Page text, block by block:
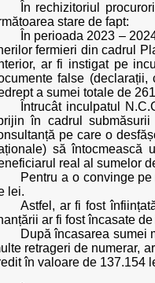
În rechizitoriul
stare de fapt:
În perioada 2023 –
fermieri din cadrul
ar fi instigat pe
false
a sumei totale de
Întrucât inculpatul
în cadrul
pe care o
să întocmească
real al sumelor
Pentru a o convinge
lei.
Astfel, ar fi fost
ar fi fost încasate
După încasarea sumei
retrageri de numerar,
în valoare de 137.154